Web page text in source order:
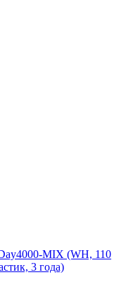
MIX (WH, 110
3 года)